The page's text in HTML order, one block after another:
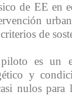
de EE en
de
es un
y
nulos